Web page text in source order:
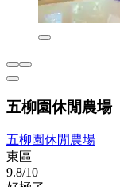
五柳園休閒農場
五柳園休閒農場
東區
9.8/10